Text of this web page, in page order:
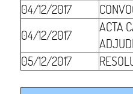
04/12/2017
04/12/2017
ACTA
05/12/2017